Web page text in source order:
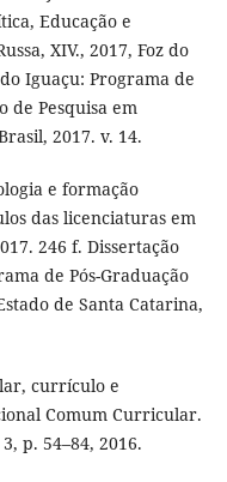
Educação e
XIV., 2017, Foz do
Iguaçu: Programa de
de Pesquisa em
2017. v. 14.
e formação
das licenciaturas em
246 f. Dissertação
de Pós-Graduação
de Santa Catarina,
currículo e
Comum Curricular.
p. 54–84, 2016.